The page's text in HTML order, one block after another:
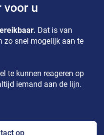
voor u
Dat is van
zo snel mogelijk aan te
te kunnen reageren op
iemand aan de lijn.
op